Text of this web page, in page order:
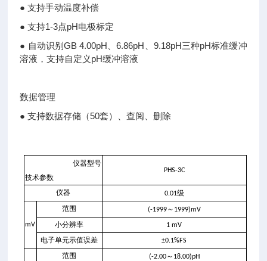
● 支持手动温度补偿
● 支持1-3点pH电极标定
● 自动识别GB 4.00pH、6.86pH、9.18pH三种pH标准缓冲
溶液，支持自定义pH缓冲溶液
数据管理
● 支持数据存储（50套）、查阅、删除
仪器型号
技术参数
PHS-3C
仪器 0.01级
mV
范围 (-1999～ 1999)mV
小分辨率 1 mV
电子单元示值误差 ±0.1%FS
范围 (-2.00～ 18.00)pH